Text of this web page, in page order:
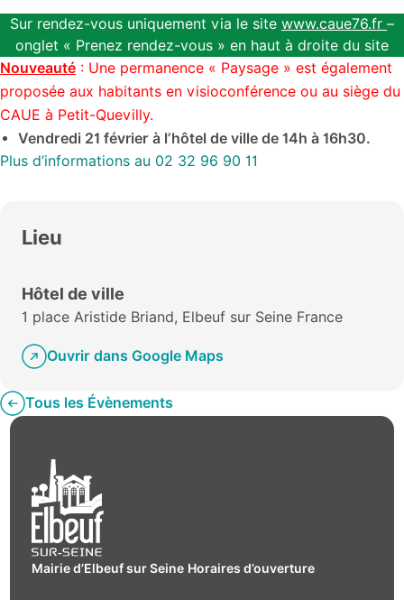
Sur rendez-vous uniquement via le site www.caue76.fr –
onglet « Prenez rendez-vous » en haut à droite du site
Nouveauté : Une permanence « Paysage » est également
proposée aux habitants en visioconférence ou au siège du
CAUE à Petit-Quevilly.
Vendredi 21 février à l’hôtel de ville de 14h à 16h30.
Plus d’informations au 02 32 96 90 11
Lieu
Hôtel de ville
1 place Aristide Briand, Elbeuf sur Seine France
Ouvrir dans Google Maps
Tous les Évènements
Mairie d’Elbeuf sur Seine Horaires d’ouverture